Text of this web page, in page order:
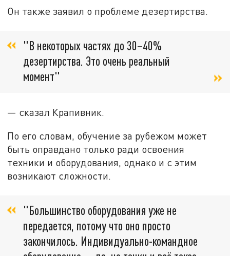
Он также заявил о проблеме дезертирства.
"В некоторых частях до 30–40%
дезертирства. Это очень реальный
момент"
— сказал Крапивник.
По его словам, обучение за рубежом может
быть оправдано только ради освоения
техники и оборудования, однако и с этим
возникают сложности.
"Большинство оборудования уже не
передается, потому что оно просто
закончилось. Индивидуально-командное